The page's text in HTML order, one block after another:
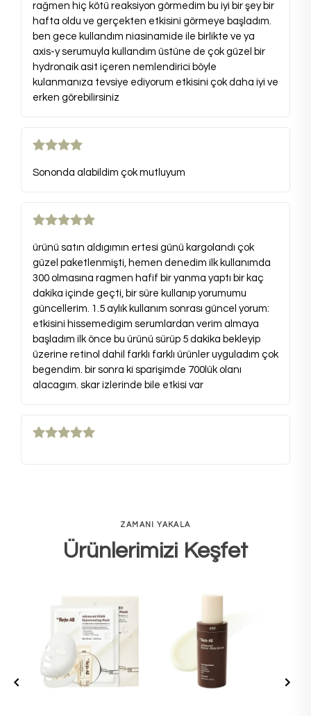
rağmen hiç kötü reaksiyon görmedim bu iyi bir şey bir
hafta oldu ve gerçekten etkisini görmeye başladım.
ben gece kullandım niasinamide ile birlikte ve ya
axis-y serumuyla kullandım üstüne de çok güzel bir
hydronaik asit içeren nemlendirici böyle
kulanmanıza tevsiye ediyorum etkisini çok daha iyi ve
erken görebilirsiniz
Sononda alabildim çok mutluyum
ürünü satın aldıgımın ertesi günü kargolandı çok
güzel paketlenmişti, hemen denedim ilk kullanımda
300 olmasına ragmen hafif bir yanma yaptı bir kaç
dakika içinde geçti, bir süre kullanıp yorumumu
güncellerim. 1.5 aylık kullanım sonrası güncel yorum:
etkisini hissemedigim serumlardan verim almaya
başladım ilk önce bu ürünü sürüp 5 dakika bekleyip
üzerine retinol dahil farklı farklı ürünler uyguladım çok
begendim. bir sonra ki sparişimde 700lük olanı
alacagım. skar izlerinde bile etkisi var
ZAMANI YAKALA
Ürünlerimizi Keşfet